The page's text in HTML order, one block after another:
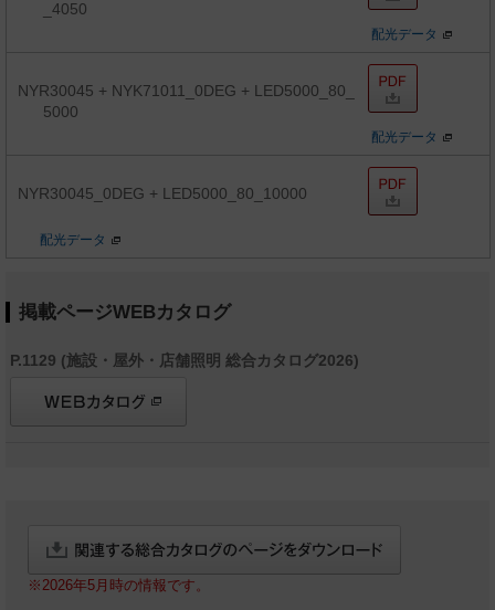
_4050
配光データ
NYR30045 + NYK71011_0DEG + LED5000_80_
5000
配光データ
NYR30045_0DEG + LED5000_80_10000
配光データ
掲載ページWEBカタログ
P.1129 (施設・屋外・店舗照明 総合カタログ2026)
※2026年5月時の情報です。